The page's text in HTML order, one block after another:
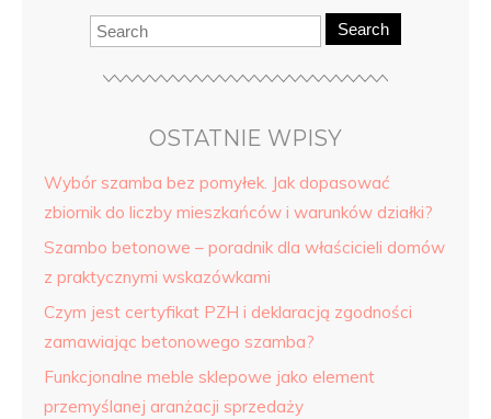
Search
OSTATNIE WPISY
Wybór szamba bez pomyłek. Jak dopasować
zbiornik do liczby mieszkańców i warunków działki?
Szambo betonowe – poradnik dla właścicieli domów
z praktycznymi wskazówkami
Czym jest certyfikat PZH i deklaracją zgodności
zamawiając betonowego szamba?
Funkcjonalne meble sklepowe jako element
przemyślanej aranżacji sprzedaży